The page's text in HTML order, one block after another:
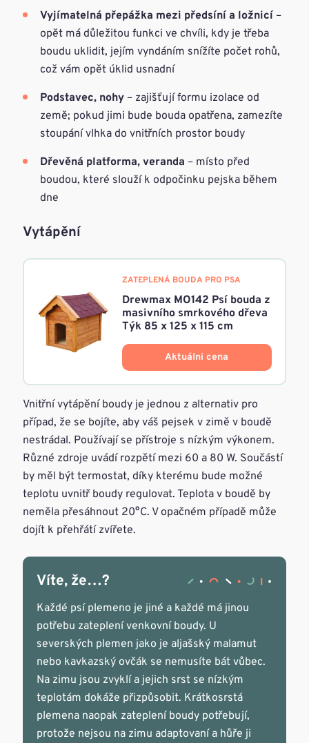
Vyjímatelná přepážka mezi předsíní a ložnicí –
opět má důležitou funkci ve chvíli, kdy je třeba
boudu uklidit, jejím vyndáním snížíte počet rohů,
což vám opět úklid usnadní
Podstavec, nohy – zajišťují formu izolace od
země; pokud jimi bude bouda opatřena, zamezíte
stoupání vlhka do vnitřních prostor boudy
Dřevěná platforma, veranda – místo před
boudou, které slouží k odpočinku pejska během
dne
Vytápění
ZATEPLENÁ BOUDA PRO PSA
Drewmax MO142 Psí bouda z
masivního smrkového dřeva
Týk 85 x 125 x 115 cm
Aktuálni cena
Vnitřní vytápění boudy je jednou z alternativ pro
případ, že se bojíte, aby váš pejsek v zimě v boudě
nestrádal. Používají se přístroje s nízkým výkonem.
Různé zdroje uvádí rozpětí mezi 60 a 80 W. Součástí
by měl být termostat, díky kterému bude možné
teplotu uvnitř boudy regulovat. Teplota v boudě by
neměla přesáhnout 20°C. V opačném případě může
dojít k přehřátí zvířete.
Víte, že…?
Každé psí plemeno je jiné a každé má jinou
potřebu zateplení venkovní boudy. U
severských plemen jako je aljašský malamut
nebo kavkazský ovčák se nemusíte bát vůbec.
Na zimu jsou zvyklí a jejich srst se nízkým
teplotám dokáže přizpůsobit. Krátkosrstá
plemena naopak zateplení boudy potřebují,
protože nejsou na zimu adaptovaní a hůře ji